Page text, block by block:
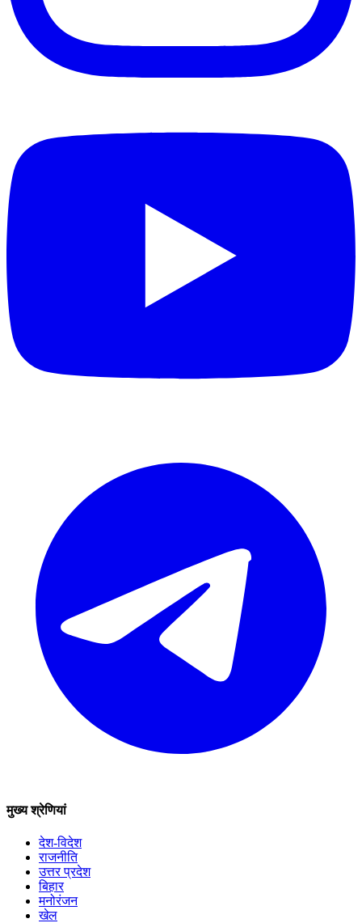
मुख्य श्रेणियां
देश-विदेश
राजनीति
उत्तर प्रदेश
बिहार
मनोरंजन
खेल